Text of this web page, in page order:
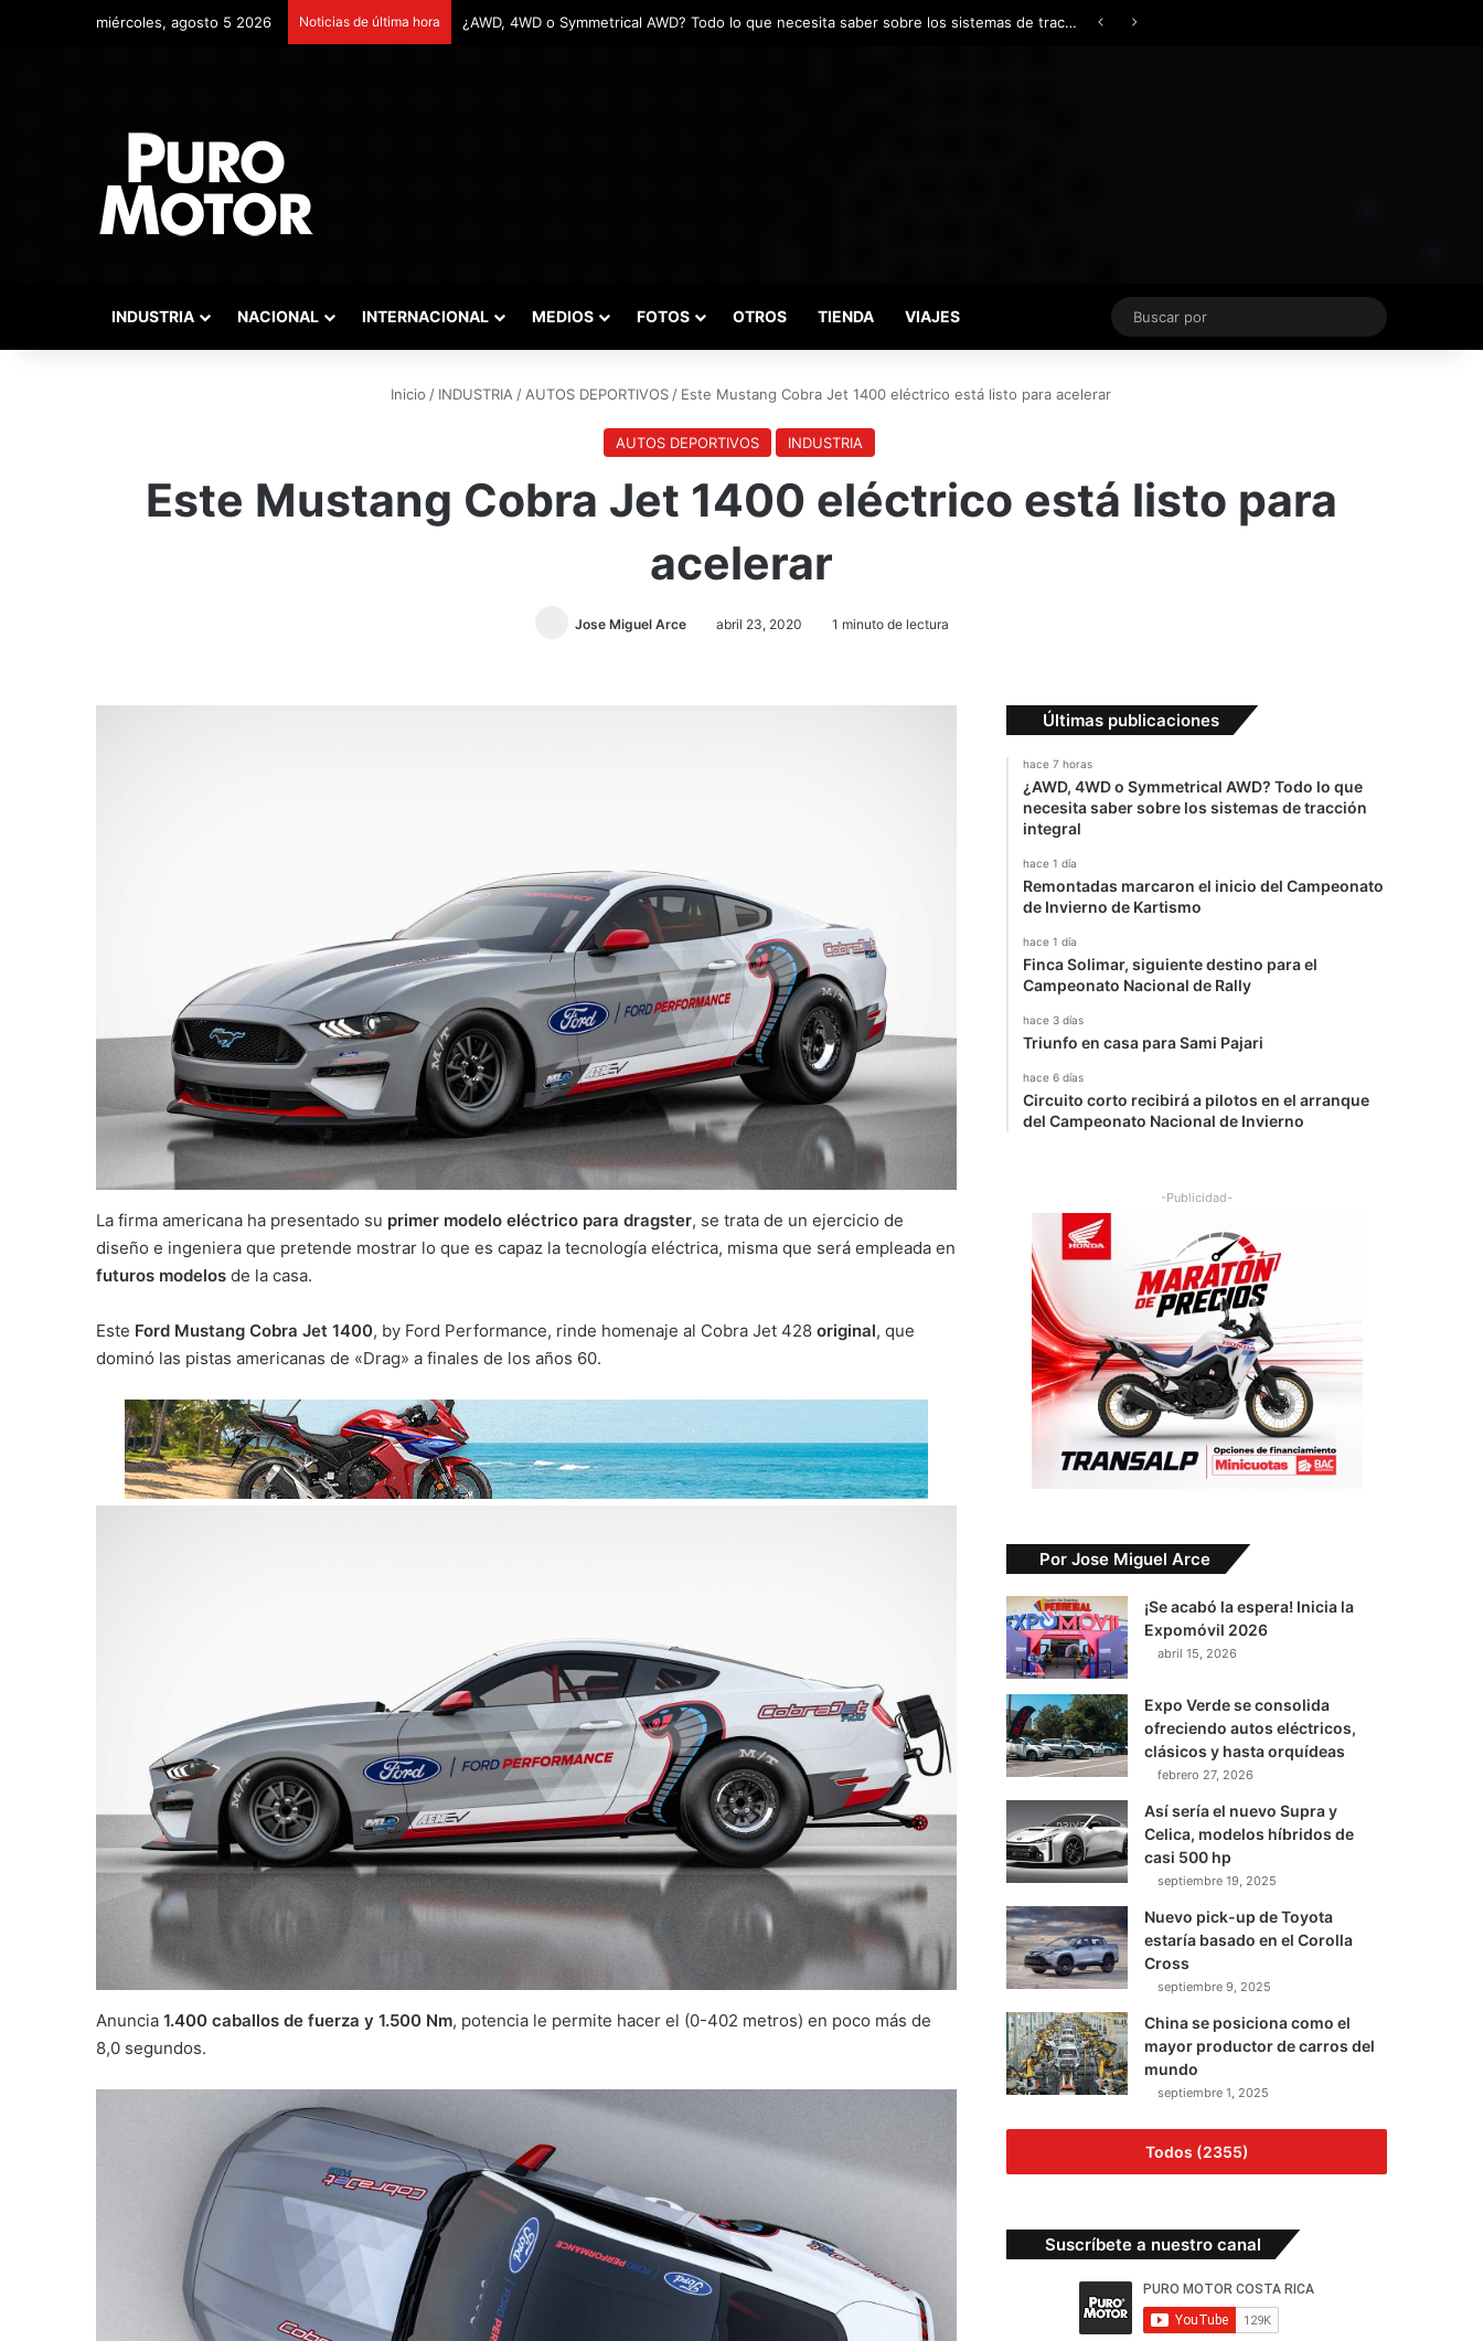
miércoles, agosto 5 2026 Noticias de última hora Remontadas marcaron el inicio del Campeonato de Invierno de Kartismo
INDUSTRIA NACIONAL INTERNACIONAL MEDIOS FOTOS OTROS TIENDA VIAJES
Buscar
por
Inicio / INDUSTRIA / AUTOS DEPORTIVOS / Este Mustang Cobra Jet 1400 eléctrico está listo para acelerar
AUTOS DEPORTIVOS INDUSTRIA
Este Mustang Cobra Jet 1400 eléctrico está listo para
acelerar
Jose Miguel Arce abril 23, 2020 1 minuto de lectura
La firma americana ha presentado su primer modelo eléctrico para dragster, se trata de un ejercicio de
diseño e ingeniera que pretende mostrar lo que es capaz la tecnología eléctrica, misma que será empleada en
futuros modelos de la casa.
Este Ford Mustang Cobra Jet 1400, by Ford Performance, rinde homenaje al Cobra Jet 428 original, que
dominó las pistas americanas de «Drag» a finales de los años 60.
Anuncia 1.400 caballos de fuerza y 1.500 Nm, potencia le permite hacer el (0-402 metros) en poco más de
8,0 segundos.
Últimas publicaciones
hace 7 horas
¿AWD, 4WD o Symmetrical AWD? Todo lo que
necesita saber sobre los sistemas de tracción
integral
hace 1 día
Remontadas marcaron el inicio del Campeonato
de Invierno de Kartismo
hace 1 día
Finca Solimar, siguiente destino para el
Campeonato Nacional de Rally
hace 3 días
Triunfo en casa para Sami Pajari
hace 6 días
Circuito corto recibirá a pilotos en el arranque
del Campeonato Nacional de Invierno
-Publicidad-
Por Jose Miguel Arce
¡Se acabó la espera! Inicia la
Expomóvil 2026
abril 15, 2026
Expo Verde se consolida
ofreciendo autos eléctricos,
clásicos y hasta orquídeas
febrero 27, 2026
Así sería el nuevo Supra y
Celica, modelos híbridos de
casi 500 hp
septiembre 19, 2025
Nuevo pick-up de Toyota
estaría basado en el Corolla
Cross
septiembre 9, 2025
China se posiciona como el
mayor productor de carros del
mundo
septiembre 1, 2025
Todos (2355)
Suscríbete a nuestro canal